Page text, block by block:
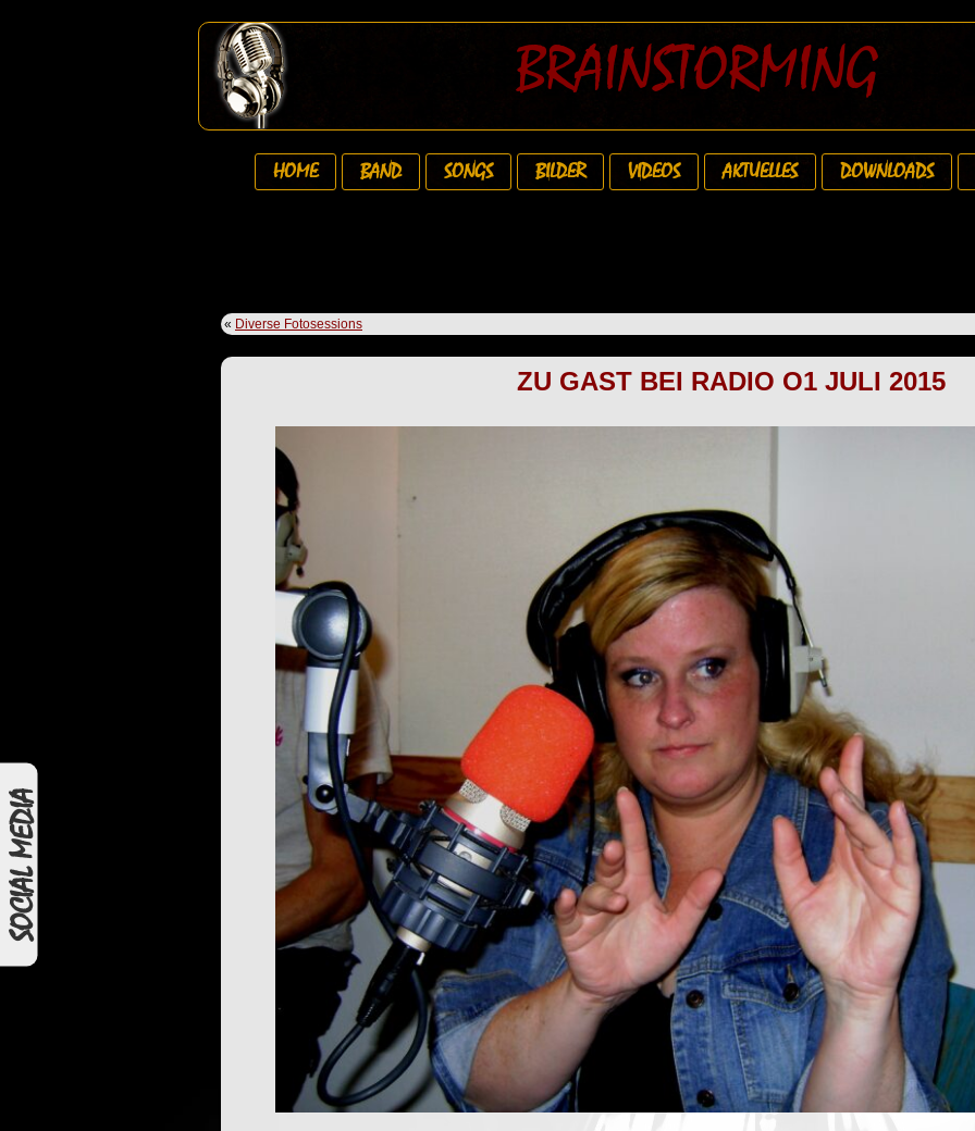
BRAINSTORMING
HOME BAND SONGS BILDER VIDEOS AKTUELLES DOWNLOADS
« Diverse Fotosessions
ZU GAST BEI RADIO O1 JULI 2015
SOCIAL MEDIA